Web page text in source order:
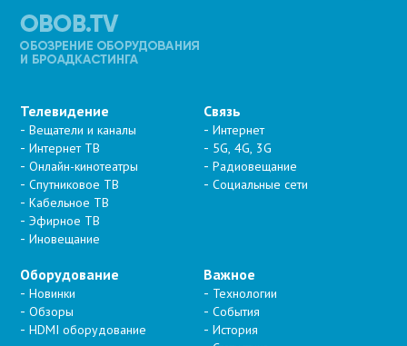
Телевидение
Вещатели и каналы
Интернет ТВ
Онлайн-кинотеатры
Спутниковое ТВ
Кабельное ТВ
Эфирное ТВ
Иновещание
Связь
Интернет
5G, 4G, 3G
Радиовещание
Социальные сети
Оборудование
Новинки
Обзоры
HDMI оборудование
Важное
Технологии
События
История